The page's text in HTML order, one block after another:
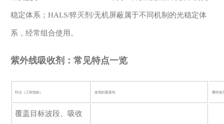
稳定体系 ；HALS/猝灭剂/无机屏蔽属于不同机制的光稳定体
系，经常组合使用。
紫外线吸收剂：常见特点一览
特点（工程指标） 使用的重要性 哪些体
覆盖目标波段、吸收